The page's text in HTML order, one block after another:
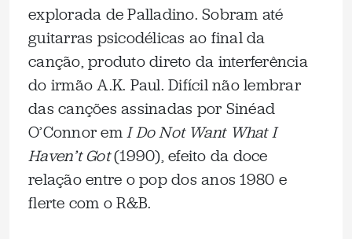
explorada de Palladino. Sobram até
guitarras psicodélicas ao final da
canção, produto direto da interferência
do irmão A.K. Paul. Difícil não lembrar
das canções assinadas por Sinéad
O’Connor emI Do Not Want What I
Haven’t Got(1990), efeito da doce
relação entre o pop dos anos 1980 e
flerte com o R&B.